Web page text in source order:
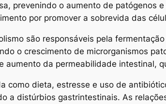
prevenindo o aumento de patógenos
por promover a sobrevida das
são responsáveis pela
o crescimento de microrganismos
aumento da permeabilidade intestinal,
como dieta, estresse e uso de
a distúrbios gastrintestinais. As